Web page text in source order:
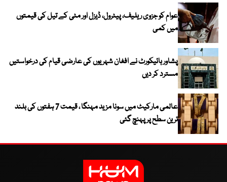
عوام کو جزوی ریلیف، پیٹرول، ڈیزل اور مٹی کے تیل کی قیمتوں
میں کمی
پشاور ہائیکورٹ نے افغان شہریوں کی عارضی قیام کی درخواستیں
مسترد کر دیں
عالمی مارکیٹ میں سونا مزید مہنگا ، قیمت 7 ہفتوں کی بلند
ترین سطح پر پہنچ گئی